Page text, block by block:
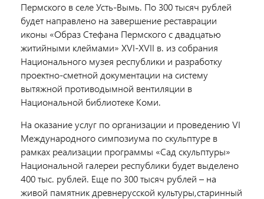
Пермского в селе Усть-Вымь. По 300 тысяч рублей
будет направлено на завершение реставрации
иконы «Образ Стефана Пермского с двадцатью
житийными клеймами» XVI-XVII в. из собрания
Национального музея республики и разработку
проектно-сметной документации на систему
вытяжной противодымной вентиляции в
Национальной библиотеке Коми.
На оказание услуг по организации и проведению VI
Международного симпозиума по скульптуре в
рамках реализации программы «Сад скульптуры»
Национальной галереи республики будет выделено
400 тыс. рублей. Еще по 300 тысяч рублей – на
живой памятник древнерусской культуры,старинный